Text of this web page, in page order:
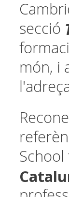
secció
món, i
School